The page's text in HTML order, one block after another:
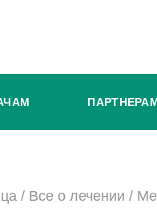
/ Все о лечении /